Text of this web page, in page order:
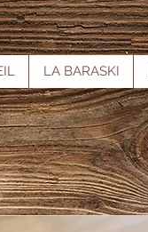
LA BARASKI